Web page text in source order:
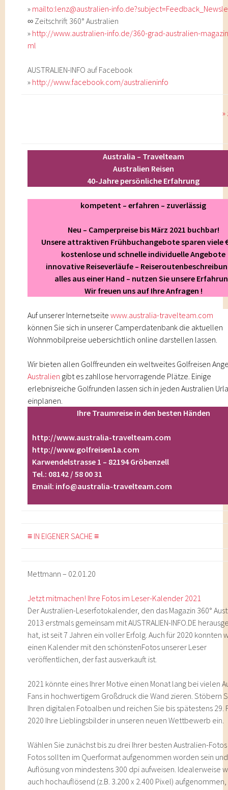
» mailto:lenz@australien-
∞ Zeitschrift 360° Australien
» http://www.australien-info.de/360-grad-australien-
ml
AUSTRALIEN-INFO auf Facebook
» http://www.facebook.com/australieninfo
Australia – Travelteam
Australien Reisen
40-Jahre persönliche Erfahrung
kompetent – erfahren – zuverlässig
Neu – Camperpreise bis März 2021 buchbar!
Unsere attraktiven Frühbuchangebote sparen viele
kostenlose und schnelle individuelle Angebote
innovative Reiseverläufe –
alles aus einer Hand – nutzen Sie unsere
Wir freuen uns auf Ihre Anfragen !
Auf unserer Internetseitewww.australia-travelteam.com
können Sie sich in unserer Camperdatenbank die aktuellen
Wohnmobilpreise uebersichtlich online darstellen lassen.
Wir bieten allen Golffreunden ein weltweites Golfreisen
Australien gibt es zahllose hervorragende Plätze. Einige
erlebnisreiche Golfrunden lassen sich in jedenAustralien
einplanen.
Ihre Traumreise in den besten Händen
http://www.australia-travelteam.com
http://www.golfreisen1a.com
Karwendelstrasse 1 – 82194 Gröbenzell
Tel.: 08142 / 58 00 31
Email: info@australia-travelteam.com
≡ IN EIGENER SACHE ≡
Mettmann – 02.01.20
Jetzt mitmachen! Ihre Fotos im Leser-Kalender 2021
Der Australien-Leserfotokalender, den das Magazin 360°
2013 erstmals gemeinsam mit AUSTRALIEN-INFO.DE
hat, ist seit 7 Jahren ein voller Erfolg. Auch für 2020 konnten
einen Kalender mit den schönstenFotos unserer Leser
veröffentlichen, der fast ausverkauft ist.
2021 könnte eines Ihrer Motive einen Monat lang bei vielen
Fans in hochwertigem Großdruck die Wand zieren. Stöbern
Ihren digitalen Fotoalben und reichen Sie bis spätestens 29.
2020 Ihre Lieblingsbilder in unseren neuen Wettbewerb ein.
Wählen Sie zunächst bis zu drei Ihrer besten Australien-Fotos
Fotos sollten im Querformat aufgenommen worden sein
Auflösung von mindestens 300 dpi aufweisen. Idealerweise
auch hochauflösend (z.B. 3.200 x 2.400 Pixel)